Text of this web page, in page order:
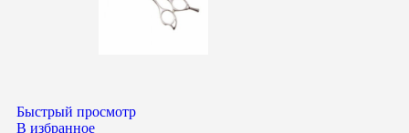
Быстрый просмотр
В избранное